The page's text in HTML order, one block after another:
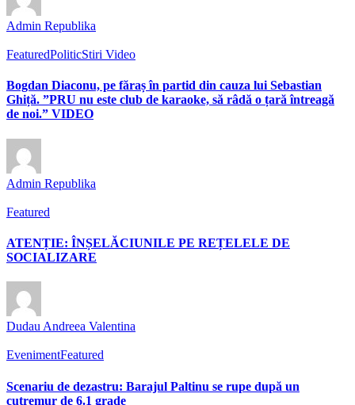
Admin Republika
FeaturedPoliticStiri Video
Bogdan Diaconu, pe făraș în partid din cauza lui Sebastian
Ghiță. ”PRU nu este club de karaoke, să râdă o țară întreagă
de noi.” VIDEO
Admin Republika
Featured
ATENȚIE: ÎNȘELĂCIUNILE PE REȚELELE DE
SOCIALIZARE
Dudau Andreea Valentina
EvenimentFeatured
Scenariu de dezastru: Barajul Paltinu se rupe după un
cutremur de 6.1 grade